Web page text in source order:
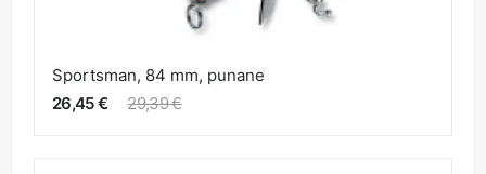
Sportsman, 84 mm, punane
26,45 €
29,39 €